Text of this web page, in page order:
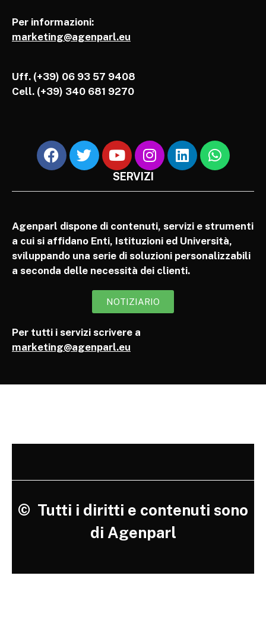
Per informazioni:
marketing@agenparl.eu
Uff. (+39) 06 93 57 9408
Cell. (+39) 340 681 9270
SERVIZI
Agenparl dispone di contenuti, servizi e strumenti
a cui si affidano Enti, Istituzioni ed Università,
sviluppando una serie di soluzioni personalizzabili
a seconda delle necessità dei clienti.
NOTIZIARIO
Per tutti i servizi scrivere a
marketing@agenparl.eu
© Tutti i diritti e contenuti sono
di Agenparl